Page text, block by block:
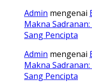
Admin mengenai
Makna
Sang Pencipta
Admin mengenai
Makna
Sang Pencipta